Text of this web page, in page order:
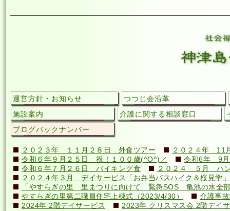
運営方針・お知らせ
つつじ会沿革
施設案内
介護に関する相談窓口
ブログバックナンバー
２０２３年 １１月２８日 外食ツアー
２０２４年 11
令和６年９月２５日 祝！１００歳(^O^)／
令和6年 9
令和６年７月２６日 バイキング食
２０２４ ５月 ハ
２０２４年３月 デイサービス「お弁当バスハイク＆桜見学」
「やすらぎの里 里まつりに向けて 緊急SOS 亀池の水全
やすらぎの里第二職員住宅上棟式（2023/4/30）
介護事
2024年 2階デイサービス
2023年 クリスマス会 2階デイ